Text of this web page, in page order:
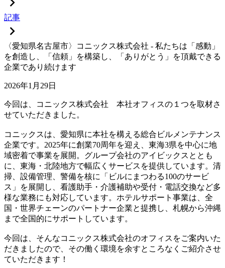
記事
〈愛知県名古屋市〉コニックス株式会社 - 私たちは「感動」
を創造し、「信頼」を構築し、「ありがとう」を頂戴できる
企業であり続けます
2026年1月29日
今回は、コニックス株式会社 本社オフィスの１つを取材さ
せていただきました。
コニックスは、愛知県に本社を構える総合ビルメンテナンス
企業です。2025年に創業70周年を迎え、東海3県を中心に地
域密着で事業を展開。グループ会社のアイビックスととも
に、東海・北陸地方で幅広くサービスを提供しています。清
掃、設備管理、警備を核に「ビルにまつわる100のサービ
ス」を展開し、看護助手・介護補助や受付・電話交換など多
様な業務にも対応しています。ホテルサポート事業は、全
国・世界チェーンのパートナー企業と提携し、札幌から沖縄
まで全国的にサポートしています。
今回は、そんなコニックス株式会社のオフィスをご案内いた
だきましたので、その働く環境を余すところなくご紹介させ
ていただきます！